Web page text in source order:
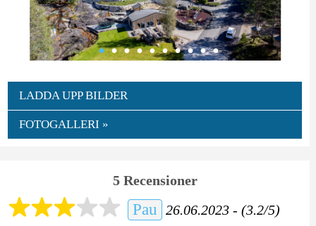
LADDA UPP BILDER
FOTOGALLERI »
5 Recensioner
Pau
26.06.2023 - (3.2/5)